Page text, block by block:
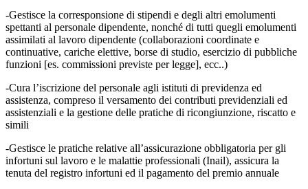
-Gestisce la corresponsione di stipendi e degli altri emolumenti
spettanti al personale dipendente, nonché di tutti quegli emolumenti
assimilati al lavoro dipendente (collaborazioni coordinate e
continuative, cariche elettive, borse di studio, esercizio di pubbliche
funzioni [es. commissioni previste per legge], ecc..)
-Cura l’iscrizione del personale agli istituti di previdenza ed
assistenza, compreso il versamento dei contributi previdenziali ed
assistenziali e la gestione delle pratiche di ricongiunzione, riscatto e
simili
-Gestisce le pratiche relative all’assicurazione obbligatoria per gli
infortuni sul lavoro e le malattie professionali (Inail), assicura la
tenuta del registro infortuni ed il pagamento del premio annuale